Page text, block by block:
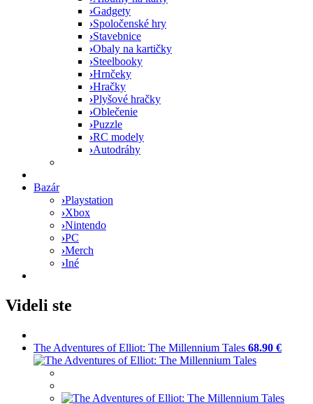
›Gadgety
›Spoločenské hry
›Stavebnice
›Obaly na kartičky
›Steelbooky
›Hrnčeky
›Hračky
›Plyšové hračky
›Oblečenie
›Puzzle
›RC modely
›Autodráhy
Bazár
›Playstation
›Xbox
›Nintendo
›PC
›Merch
›Iné
Videli ste
The Adventures of Elliot: The Millennium Tales 68.90 €